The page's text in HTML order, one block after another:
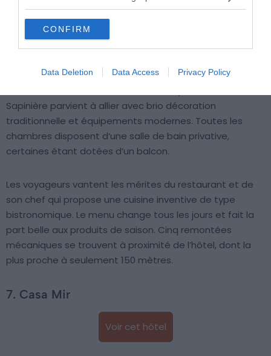
CONFIRM
Data Deletion Data Access Privacy Policy
: les remontées mécaniques
proches, le restaurant
Budget: €€€€
Sapinière parvient à allier avec brio décoration
traditionnelle et équipements modernes. Toutes les
chambres disposent d’une salle de bain privative,
certaines étant dotées d’un balcon.
Les voyageurs vantent les mérites du restaurant et de
son chef qui propose une cuisine inventive de type
bistronomique. Le menu change tous les jours et fait la
part belle aux produits de saison. Cinq remontées
mécaniques se trouvent à proximité de l’hôtel, dont la
plus proche à seulement 150 mètres.
7. Casa Mir
Voir cet hôtel